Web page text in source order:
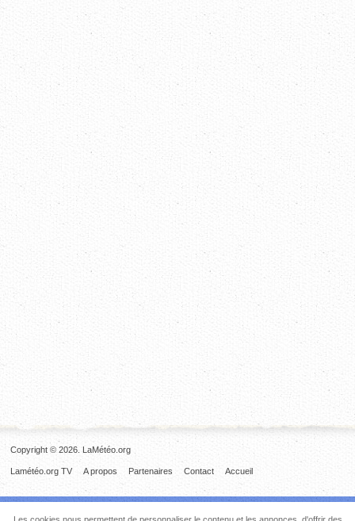
Copyright © 2026. LaMétéo.org
Accueil
Contact
Partenaires
A propos
Lamétéo.org TV